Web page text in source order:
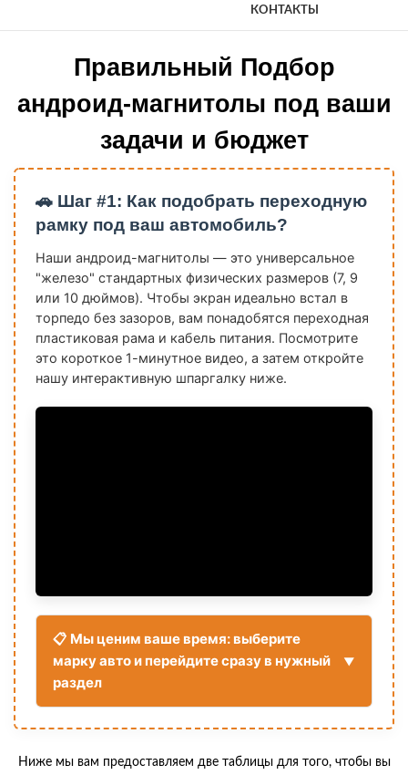
КОНТАКТЫ
Правильный Подбор
андроид-магнитолы под ваши
задачи и бюджет
🚗 Шаг #1: Как подобрать переходную
рамку под ваш автомобиль?
Наши андроид-магнитолы — это универсальное
"железо" стандартных физических размеров (7, 9
или 10 дюймов). Чтобы экран идеально встал в
торпедо без зазоров, вам понадобятся переходная
пластиковая рама и кабель питания. Посмотрите
это короткое 1-минутное видео, а затем откройте
нашу интерактивную шпаргалку ниже.
📋 Мы ценим ваше время: выберите
марку авто и перейдите сразу в нужный
раздел
Ниже мы вам предоставляем две таблицы для того, чтобы вы